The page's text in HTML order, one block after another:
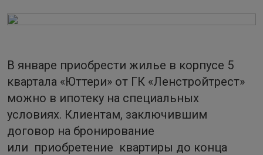
В январе приобрести жилье в корпусе 5
квартала «Юттери» от ГК «Ленстройтрест»
можно в ипотеку на специальных
условиях. Клиентам, заключившим
договор на бронирование
или приобретение квартиры до конца